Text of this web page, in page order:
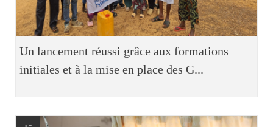
Un lancement réussi grâce aux formations
initiales et à la mise en place des G...